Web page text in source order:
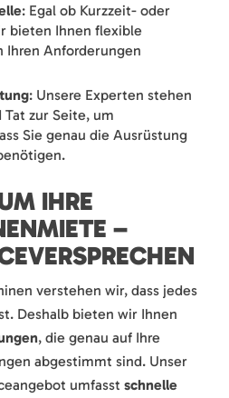
: Egal ob Kurzzeit- oder
bieten Ihnen flexible
Ihren Anforderungen
: Unsere Experten stehen
zur Seite, um
Sie genau die Ausrüstung
IHRE
–
verstehen wir, dass jedes
Deshalb bieten wir Ihnen
, die genau auf Ihre
abgestimmt sind. Unser
umfasst schnelle